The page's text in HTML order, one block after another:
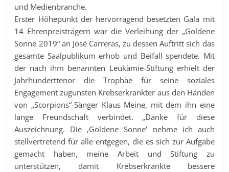
und Medienbranche.
Erster Höhepunkt der hervorragend besetzten Gala mit
14 Ehrenpreisträgern war die Verleihung der „Goldene
Sonne 2019“ an José Carreras, zu dessen Auftritt sich das
gesamte Saalpublikum erhob und Beifall spendete. Mit
der nach ihm benannten Leukämie-Stiftung erhielt der
Jahrhunderttenor die Trophäe für seine soziales
Engagement zugunsten Krebserkrankter aus den Händen
von „Scorpions“-Sänger Klaus Meine, mit dem ihn eine
lange Freundschaft verbindet. „Danke für diese
Auszeichnung. Die ‚Goldene Sonne‘ nehme ich auch
stellvertretend für alle entgegen, die es sich zur Aufgabe
gemacht haben, meine Arbeit und Stiftung zu
unterstützen, damit Krebserkrankte bessere